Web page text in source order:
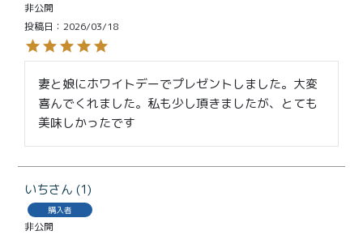
非公開
投稿日
2026/03/18
妻と娘にホワイトデーでプレゼントしました。大変
喜んでくれました。私も少し頂きましたが、とても
美味しかったです
いち 1
購入者
非公開